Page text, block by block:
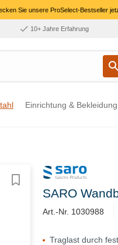
Sie unsere ProSelect-Bestseller
10+ Jahre Erfahrung
Einrichtung & Bekleidung
SARO
Art.-Nr. 1030988
Traglast durch